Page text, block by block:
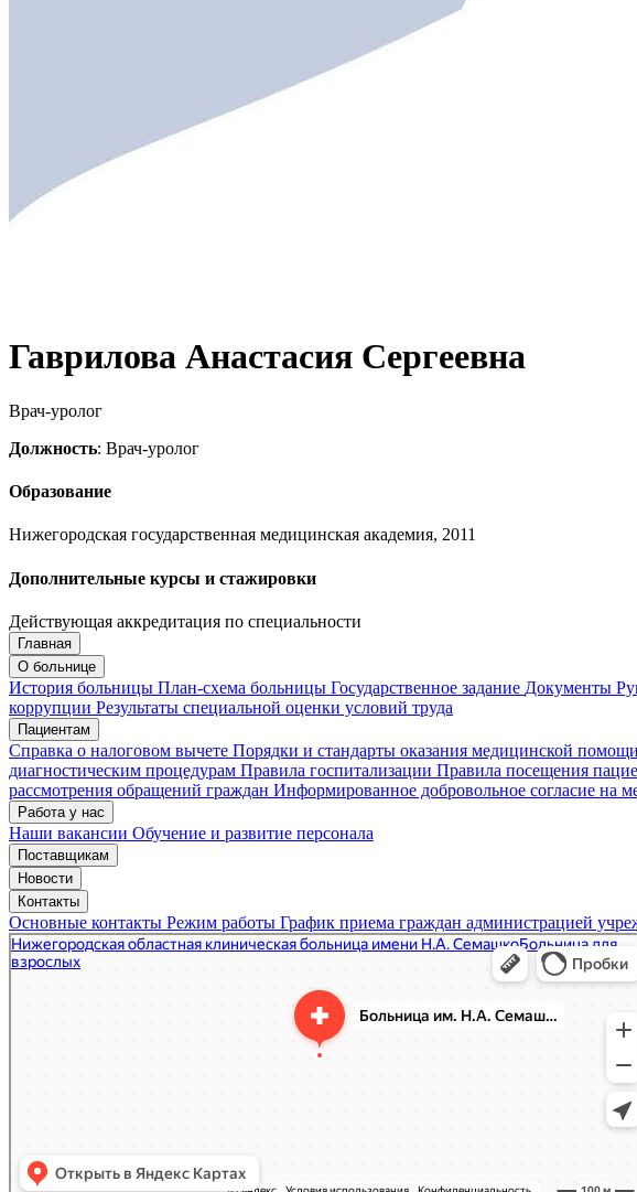
Гаврилова Анастасия Сергеевна
Врач-уролог
Должность: Врач-уролог
Образование
Нижегородская государственная медицинская академия, 2011
Дополнительные курсы и стажировки
Действующая аккредитация по специальности
Запись на приём
Подтвердить запись Отмена
Запись подтверждена
Мои записи
Главная
О больнице
История больницы План-схема больницы Государственное задание Документы
коррупции Результаты специальной оценки условий труда
Пациентам
Справка о налоговом вычете Порядки и стандарты оказания медицинской помощи
диагностическим процедурам Правила госпитализации Правила посещения
рассмотрения обращений граждан Информированное добровольное согласие на
Работа у нас
Наши вакансии Обучение и развитие персонала
Поставщикам
Новости
Контакты
Основные контакты Режим работы График приема граждан администрацией
«Нижегородская областная клиническая больница имени Н.А. Семашко»
Отделение больницы, госпиталя в Нижнем Новгороде
Больница для взрослых в Нижнем Новгороде